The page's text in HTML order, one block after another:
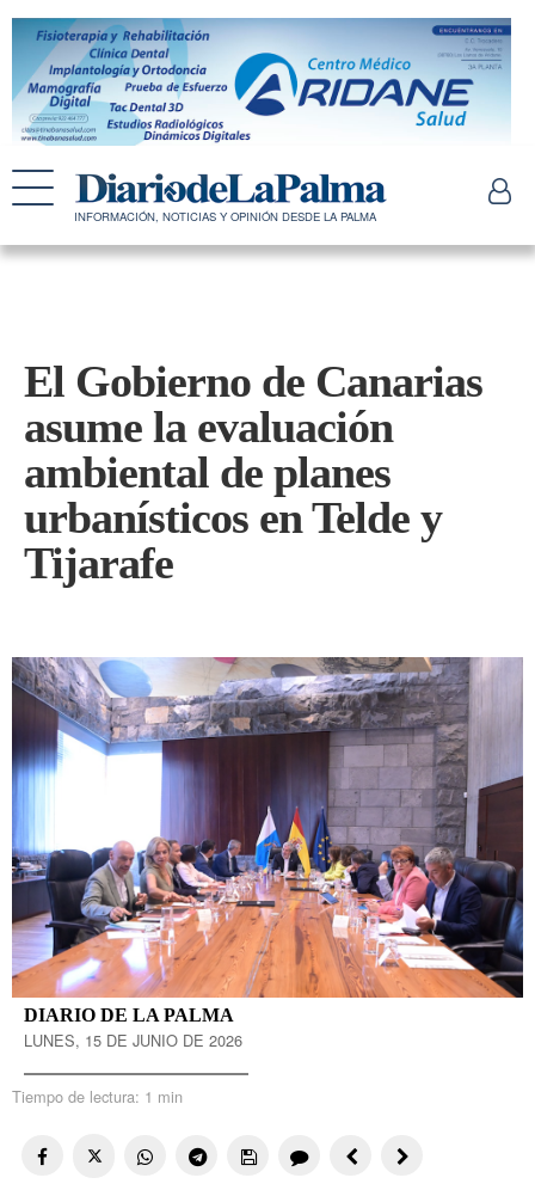
INFORMACIÓN, NOTICIAS Y OPINIÓN DESDE LA PALMA
El Gobierno de Canarias
asume la evaluación
ambiental de planes
urbanísticos en Telde y
Tijarafe
DIARIO DE LA PALMA
LUNES, 15 DE JUNIO DE 2026
Tiempo de lectura: 1 min